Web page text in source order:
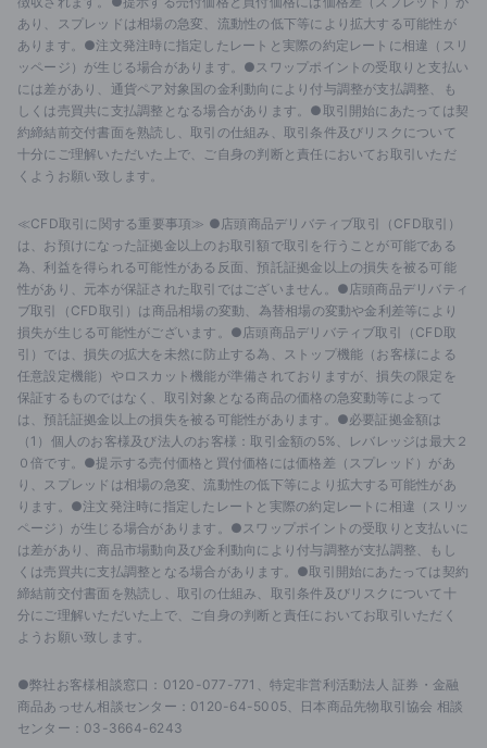
あり、スプレッドは相場の急変、流動性の低下等により拡大する可能性が
あります。●注文発注時に指定したレートと実際の約定レートに相違（スリ
ッページ）が生じる場合があります。●スワップポイントの受取りと支払い
には差があり、通貨ペア対象国の金利動向により付与調整が支払調整、も
しくは売買共に支払調整となる場合があります。●取引開始にあたっては契
約締結前交付書面を熟読し、取引の仕組み、取引条件及びリスクについて
十分にご理解いただいた上で、ご自身の判断と責任においてお取引いただ
くようお願い致します。
≪CFD取引に関する重要事項≫ ●店頭商品デリバティブ取引（CFD取引）
は、お預けになった証拠金以上のお取引額で取引を行うことが可能である
為、利益を得られる可能性がある反面、預託証拠金以上の損失を被る可能
性があり、元本が保証された取引ではございません。●店頭商品デリバティ
ブ取引（CFD取引）は商品相場の変動、為替相場の変動や金利差等により
損失が生じる可能性がございます。●店頭商品デリバティブ取引（CFD取
引）では、損失の拡大を未然に防止する為、ストップ機能（お客様による
任意設定機能）やロスカット機能が準備されておりますが、損失の限定を
保証するものではなく、取引対象となる商品の価格の急変動等によって
は、預託証拠金以上の損失を被る可能性があります。●必要証拠金額は
（1）個人のお客様及び法人のお客様：取引金額の5%、レバレッジは最大２
０倍です。●提示する売付価格と買付価格には価格差（スプレッド）があ
り、スプレッドは相場の急変、流動性の低下等により拡大する可能性があ
ります。●注文発注時に指定したレートと実際の約定レートに相違（スリッ
ページ）が生じる場合があります。●スワップポイントの受取りと支払いに
は差があり、商品市場動向及び金利動向により付与調整が支払調整、もし
くは売買共に支払調整となる場合があります。●取引開始にあたっては契約
締結前交付書面を熟読し、取引の仕組み、取引条件及びリスクについて十
分にご理解いただいた上で、ご自身の判断と責任においてお取引いただく
ようお願い致します。
●弊社お客様相談窓口：0120-077-771、特定非営利活動法人 証券・金融
商品あっせん相談センター：0120-64-5005、日本商品先物取引協会 相談
センター：03-3664-6243